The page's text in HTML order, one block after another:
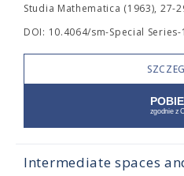
Studia Mathematica (1963), 27-
DOI: 10.4064/sm-Special
Intermediate spaces